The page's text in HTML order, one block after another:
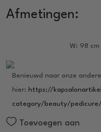
Afmetingen:
W: 98 cm
Benieuwd naar onze
hier: https://
category/beauty/pedicure/
Toevoegen aan